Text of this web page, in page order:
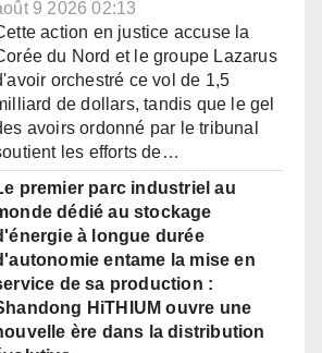
9 2026 02:13
action en justice accuse la
du Nord et le groupe Lazarus
orchestré ce vol de 1,5
de dollars, tandis que le gel
avoirs ordonné par le tribunal
les efforts de…
premier parc industriel au
dédié au stockage
à longue durée
entame la mise en
de sa production :
HiTHIUM ouvre une
ère dans la distribution